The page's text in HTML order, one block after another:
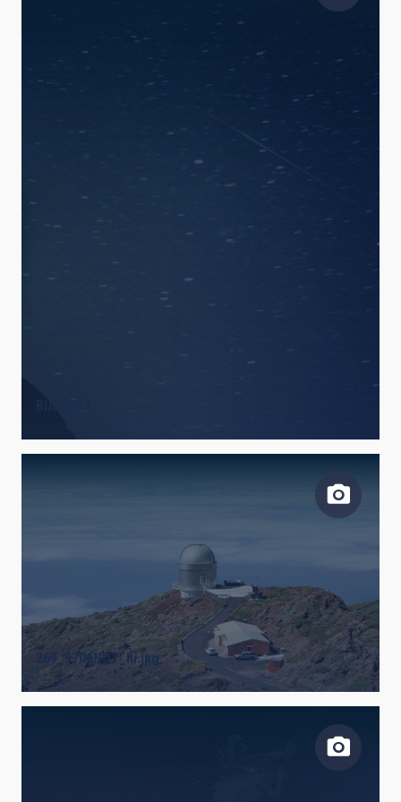
269_9706NOT_hi.jpg